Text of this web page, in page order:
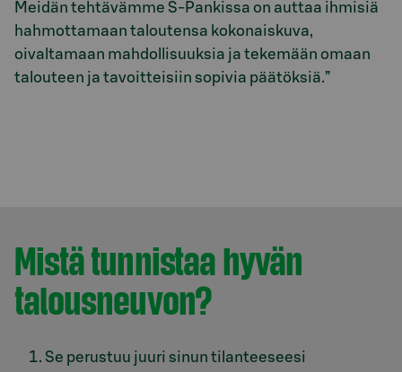
Meidän tehtävämme S-Pankissa on auttaa ihmisiä
hahmottamaan taloutensa kokonaiskuva,
oivaltamaan mahdollisuuksia ja tekemään omaan
talouteen ja tavoitteisiin sopivia päätöksiä.”
Mistä tunnistaa hyvän
talousneuvon?
Se perustuu juuri sinun tilanteeseesi